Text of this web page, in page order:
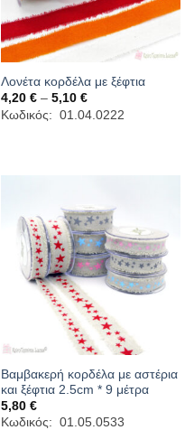
Λονέτα κορδέλα με ξέφτια
4,20 € – 5,10 €Price
range:
4,20 €
Κωδικός: 01.04.0222
Βαμβακερή κορδέλα με αστέρια
και ξέφτια 2.5cm * 9 μέτρα
5,80 €
Κωδικός: 01.05.0533